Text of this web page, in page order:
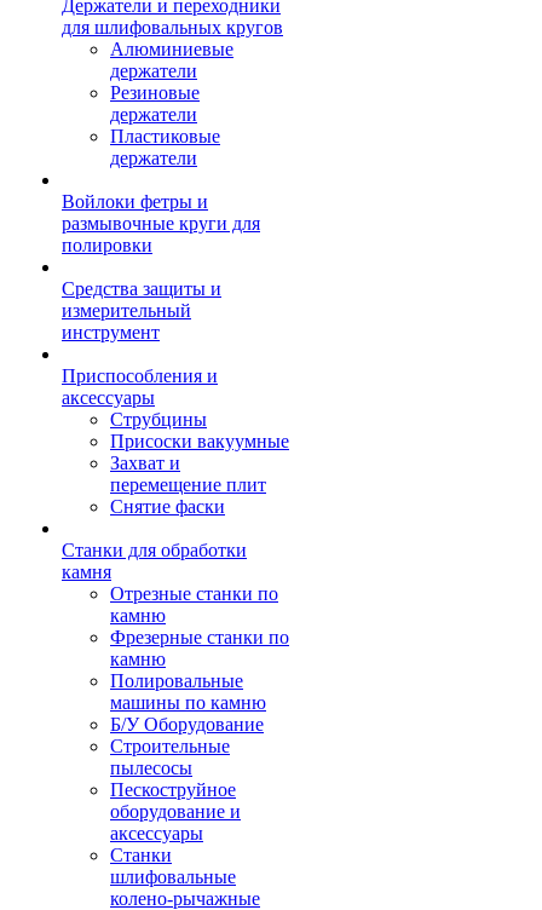
Держатели и переходники
для шлифовальных кругов
Алюминиевые
держатели
Резиновые
держатели
Пластиковые
держатели
Войлоки фетры и
размывочные круги для
полировки
Средства защиты и
измерительный
инструмент
Приспособления и
аксессуары
Струбцины
Присоски вакуумные
Захват и
перемещение плит
Снятие фаски
Станки для обработки
камня
Отрезные станки по
камню
Фрезерные станки по
камню
Полировальные
машины по камню
Б/У Оборудование
Строительные
пылесосы
Пескоструйное
оборудование и
аксессуары
Станки
шлифовальные
колено-рычажные